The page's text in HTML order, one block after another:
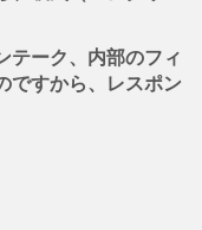
テーク、内部のフィ
ですから、レスポン